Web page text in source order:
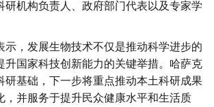
研机构负责人、政府部门代表以及专家学
示，发展生物技术不仅是推动科学进步的
升国家科技创新能力的关键举措。哈萨克
研基础，下一步将重点推动本土科研成果
，并服务于提升民众健康水平和生活质